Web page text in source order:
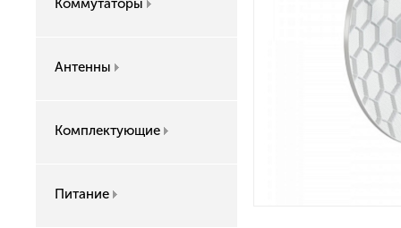
Коммутаторы
Антенны
Комплектующие
Питание